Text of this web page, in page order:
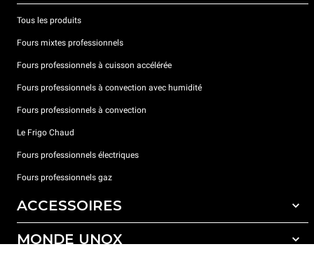
Tous les produits
Fours mixtes professionnels
Fours professionnels à cuisson accélérée
Fours professionnels à convection avec humidité
Fours professionnels à convection
Le Frigo Chaud
Fours professionnels électriques
Fours professionnels gaz
ACCESSOIRES
Tous les accessoires
MONDE UNOX